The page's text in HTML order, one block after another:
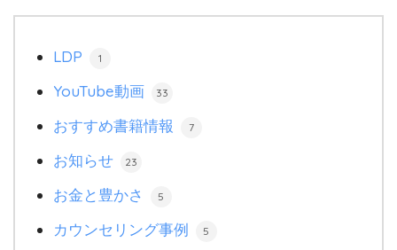
LDP 1
YouTube動画 33
おすすめ書籍情報 7
お知らせ 23
お金と豊かさ 5
カウンセリング事例 5